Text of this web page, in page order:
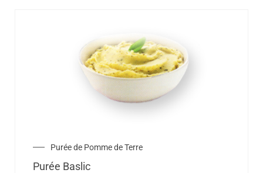
Purée de Pomme de Terre
Purée Baslic